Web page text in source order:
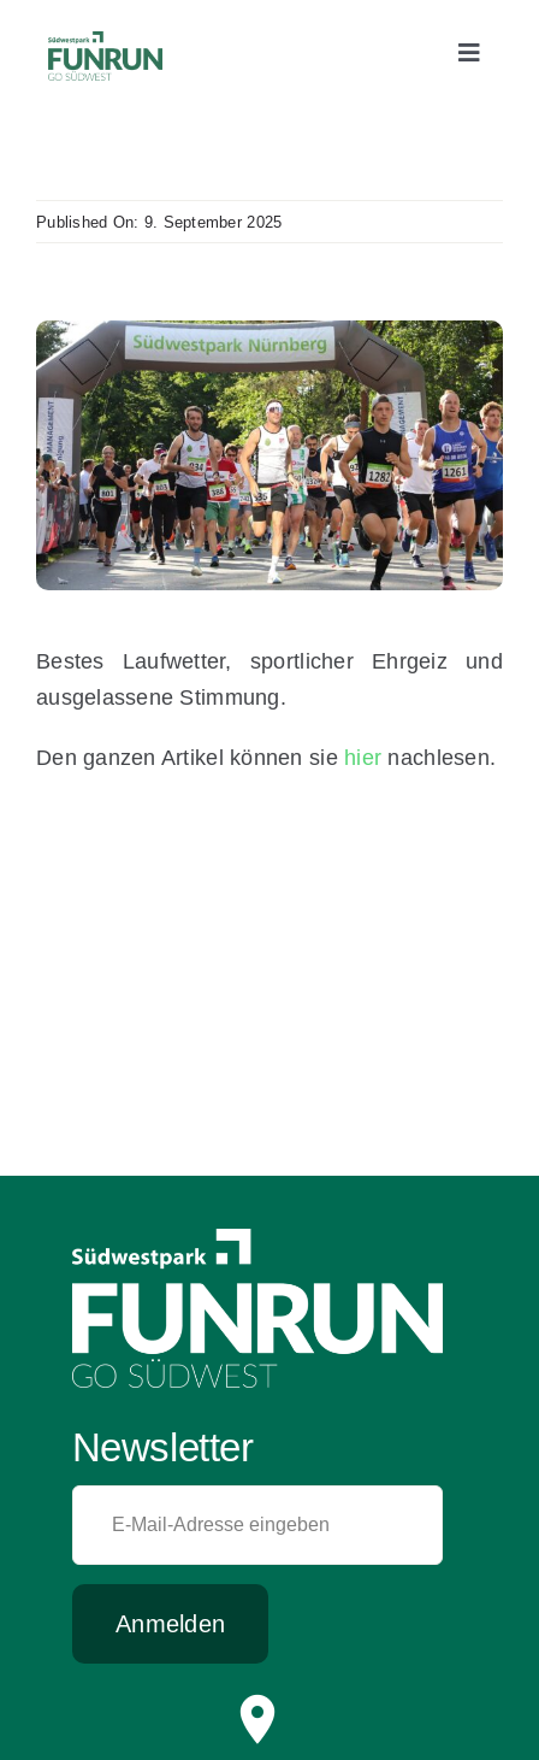
Inhalt
Toggle
Strecken
Bildergalerie
News
Published On: 9. September 2025
Bestes Laufwetter, sportlicher Ehrgeiz und
ausgelassene Stimmung.
Den ganzen Artikel können sie hier nachlesen.
Newsletter
Anmelden